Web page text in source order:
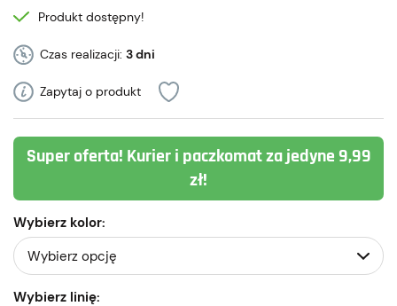
Produkt dostępny!
Czas realizacji: 3 dni
Zapytaj o produkt
Super oferta! Kurier i paczkomat za jedyne 9,99
zł!
Wybierz kolor:
Wybierz linię: